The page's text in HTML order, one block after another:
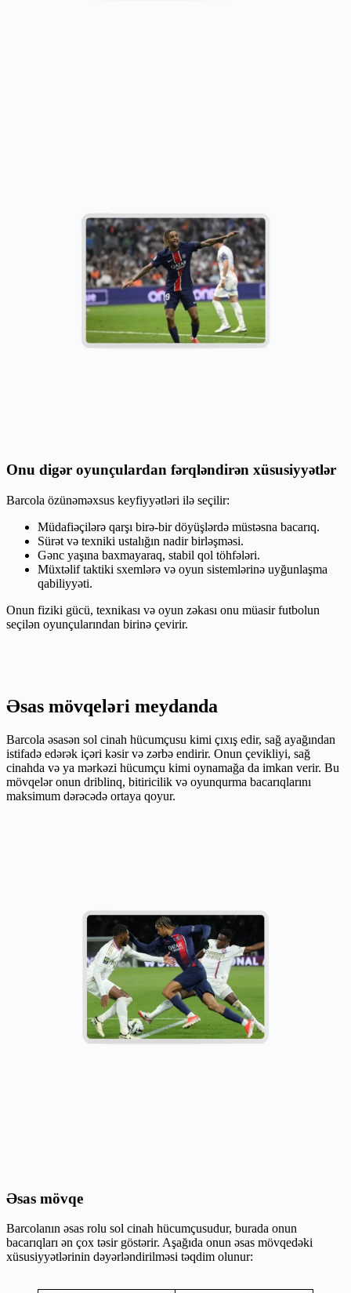
Onu digər oyunçulardan fərqləndirən xüsusiyyətlər
Barcola özünəməxsus keyfiyyətləri ilə seçilir:
Müdafiəçilərə qarşı birə-bir döyüşlərdə müstəsna bacarıq.
Sürət və texniki ustalığın nadir birləşməsi.
Gənc yaşına baxmayaraq, stabil qol töhfələri.
Müxtəlif taktiki sxemlərə və oyun sistemlərinə uyğunlaşma
qabiliyyəti.
Onun fiziki gücü, texnikası və oyun zəkası onu müasir futbolun
seçilən oyunçularından birinə çevirir.
Əsas mövqeləri meydanda
Barcola əsasən sol cinah hücumçusu kimi çıxış edir, sağ ayağından
istifadə edərək içəri kəsir və zərbə endirir. Onun çevikliyi, sağ
cinahda və ya mərkəzi hücumçu kimi oynamağa da imkan verir. Bu
mövqelər onun driblinq, bitiricilik və oyunqurma bacarıqlarını
maksimum dərəcədə ortaya qoyur.
Əsas mövqe
Barcolanın əsas rolu sol cinah hücumçusudur, burada onun
bacarıqları ən çox təsir göstərir. Aşağıda onun əsas mövqedəki
xüsusiyyətlərinin dəyərləndirilməsi təqdim olunur: